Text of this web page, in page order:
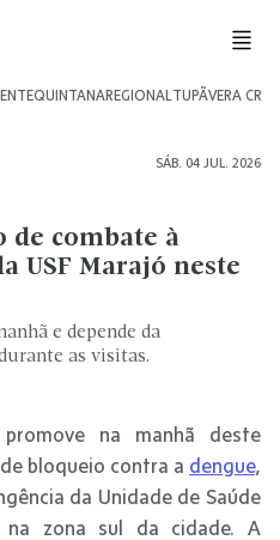
QUINTANAREGIONALTUPÃVERA CRUZ
SÁB. 04 JUL. 2026
de combate à
USF Marajó neste
e depende da
as visitas.
na manhã deste
bloqueio contra a dengue,
da Unidade de Saúde
na zona sul da cidade. A